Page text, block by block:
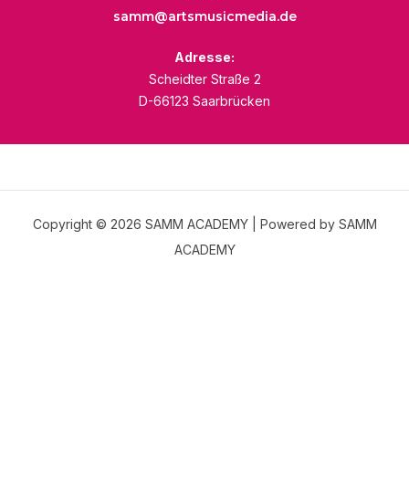
samm@artsmusicmedia.de
Adresse:
Scheidter Straße 2
D-66123 Saarbrücken
Copyright © 2026 SAMM ACADEMY | Powered by SAMM
ACADEMY